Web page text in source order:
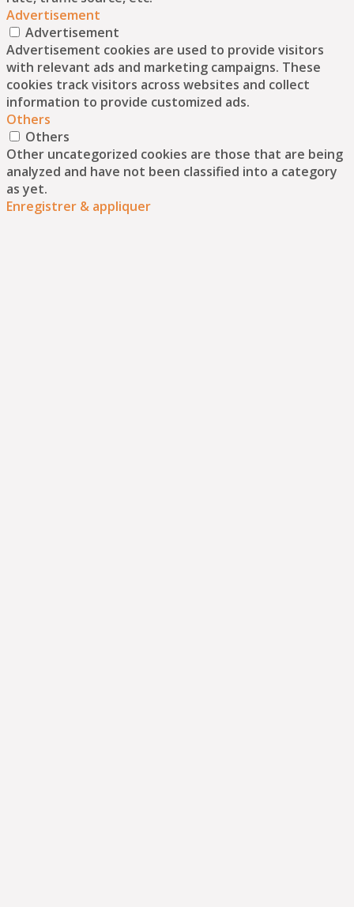
Advertisement
Advertisement
Advertisement cookies are used to provide visitors
with relevant ads and marketing campaigns. These
cookies track visitors across websites and collect
information to provide customized ads.
Others
Others
Other uncategorized cookies are those that are being
analyzed and have not been classified into a category
as yet.
Enregistrer & appliquer